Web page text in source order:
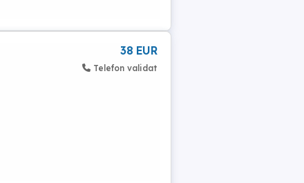
38 EUR
Telefon validat